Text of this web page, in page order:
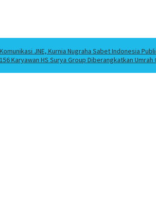
JNE, Kurnia Nugraha Sabet Indonesia
Karyawan HS Surya Group Diberangkatkan Umrah